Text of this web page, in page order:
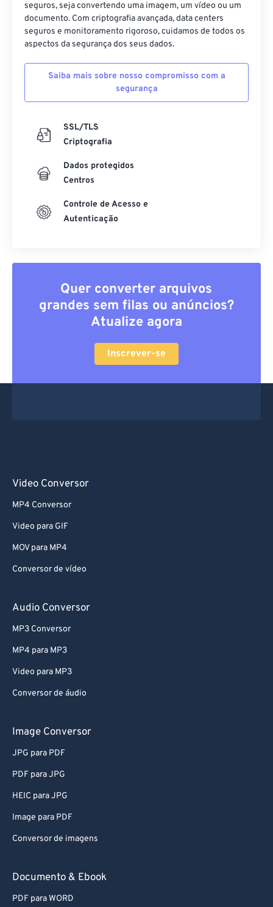
seguros, seja convertendo uma imagem, um vídeo ou um
documento. Com criptografia avançada, data centers
seguros e monitoramento rigoroso, cuidamos de todos os
aspectos da segurança dos seus dados.
Saiba mais sobre nosso compromisso com a
segurança
SSL/TLS
Criptografia
Dados protegidos
Centros
Controle de Acesso e
Autenticação
Quer converter arquivos
grandes sem filas ou anúncios?
Atualize agora
Inscrever-se
Video Conversor
MP4 Conversor
Video para GIF
MOV para MP4
Conversor de vídeo
Audio Conversor
MP3 Conversor
MP4 para MP3
Video para MP3
Conversor de áudio
Image Conversor
JPG para PDF
PDF para JPG
HEIC para JPG
Image para PDF
Conversor de imagens
Documento & Ebook
PDF para WORD